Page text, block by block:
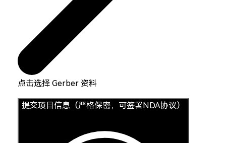
点击选择 Gerber 资料
提交项目信息（严格保密，可签署NDA协议）